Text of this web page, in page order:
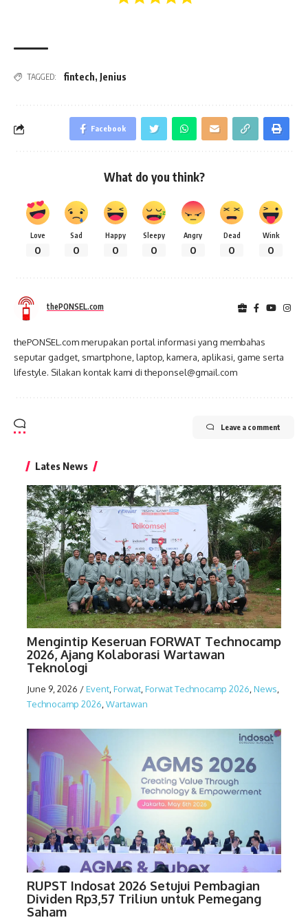
TAGGED: fintech, Jenius
Facebook
What do you think?
Love
0
Sad
0
Happy
0
Sleepy
0
Angry
0
Dead
0
Wink
0
thePONSEL.com
thePONSEL.com merupakan portal informasi yang membahas
seputar gadget, smartphone, laptop, kamera, aplikasi, game serta
lifestyle. Silakan kontak kami di theponsel@gmail.com
Leave a comment
Lates News
Mengintip Keseruan FORWAT Technocamp
2026, Ajang Kolaborasi Wartawan
Teknologi
June 9, 2026 /Event,Forwat,Forwat Technocamp 2026,News,
Technocamp 2026,Wartawan
RUPST Indosat 2026 Setujui Pembagian
Dividen Rp3,57 Triliun untuk Pemegang
Saham